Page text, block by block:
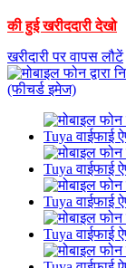
की हुई खरीददारी देखो
खरीदारी पर वापस लौटें